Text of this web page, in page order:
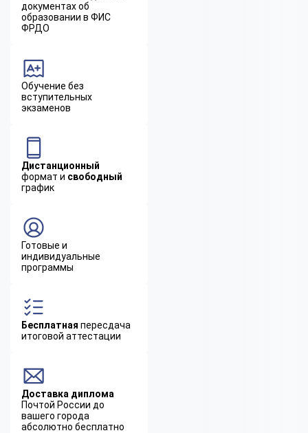
документах об
образовании в ФИС
ФРДО
Обучение без
вступительных
экзаменов
Дистанционный
формат и свободный
график
Готовые и
индивидуальные
программы
Бесплатная пересдача
итоговой аттестации
Доставка диплома
Почтой России до
вашего города
абсолютно бесплатно